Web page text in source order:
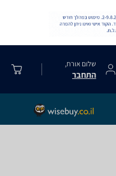
שלום אורח,
התחבר